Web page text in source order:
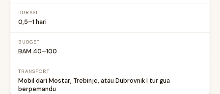
DURASI
0,5–1 hari
BUDGET
BAM 40–100
TRANSPORT
Mobil dari Mostar, Trebinje, atau Dubrovnik | tur gua
berpemandu